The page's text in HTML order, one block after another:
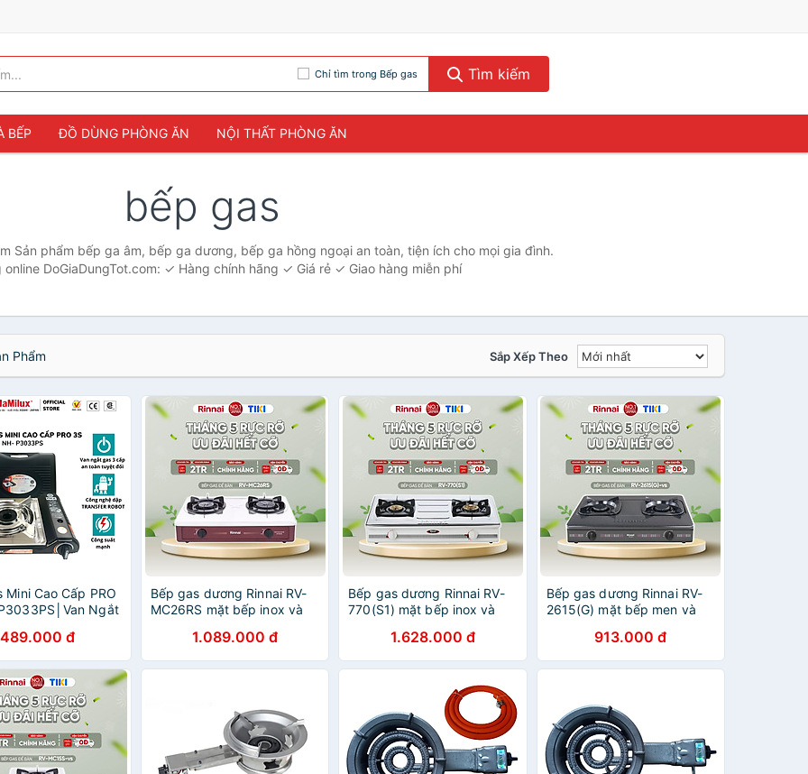
Chỉ tìm trong Bếp gas Tìm kiếm
BẾP ĐỒ DÙNG PHÒNG ĂN NỘI THẤT PHÒNG ĂN
bếp gas
Sản phẩm bếp ga âm, bếp ga dương, bếp ga hồng ngoại an toàn, tiện ích cho mọi gia đình.
online DoGiaDungTot.com: ✓ Hàng chính hãng ✓ Giá rẻ ✓ Giao hàng miễn phí
Phẩm Sắp Xếp Theo
Mini Cao Cấp PRO
Ngắt
3.1 Kw (2.700
- Hàng Chính
489.000 đ
Bếp gas dương Rinnai RV-
MC26RS mặt bếp inox và
chính hãng1.089.000 đ
Bếp gas dương Rinnai RV-
770(S1) mặt bếp inox và
chính hãng.1.628.000 đ
Bếp gas dương Rinnai RV-
2615(G) mặt bếp men và
chính hãng913.000 đ